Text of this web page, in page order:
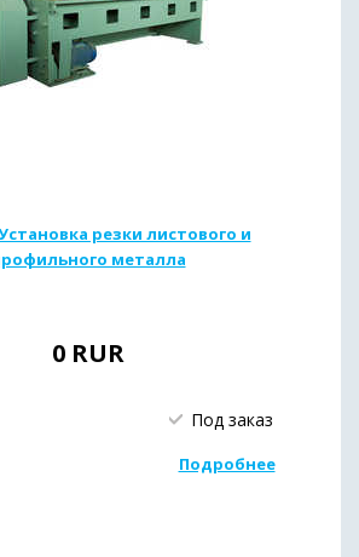
резки листового и
металла
0 RUR
Под заказ
Подробнее